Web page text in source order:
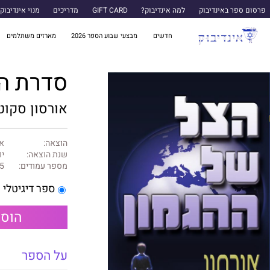
פרסום ספר באינדיבוק למה אינדיבוק? GIFT CARD מדריכים מנוי אינדיבוק
חדשים מבצעי שבוע הספר 2026 מארזים משתלמים
סדרת הצל 2 - הצל
אורסון
הוצאה:
שנת הוצאה:
מספר עמודים:
ספר דיגיטלי
על הספר